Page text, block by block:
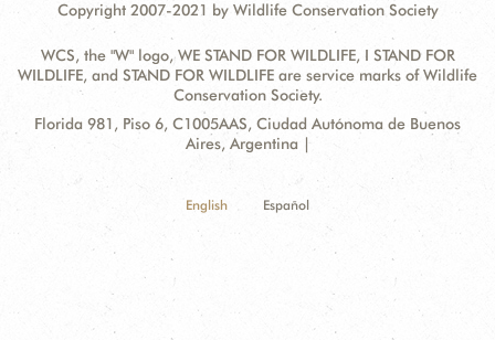
Copyright 2007-2021 by Wildlife Conservation Society
WCS, the "W" logo, WE STAND FOR WILDLIFE, I STAND FOR
WILDLIFE, and STAND FOR WILDLIFE are service marks of Wildlife
Conservation Society.
Contact
Address:
Florida 981, Piso 6, C1005AAS, Ciudad Autónoma de Buenos
Aires, Argentina |
English Español